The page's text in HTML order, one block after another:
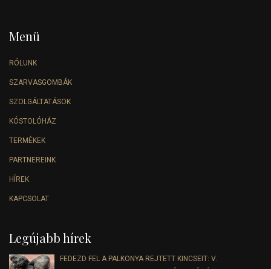
Menü
RÓLUNK
SZARVASGOMBÁK
SZOLGÁLTATÁSOK
KÓSTOLÓHÁZ
TERMÉKEK
PARTNEREINK
HÍREK
KAPCSOLAT
Legújabb hírek
FEDEZD FEL A PALKONYA REJTETT KINCSEIT: V.